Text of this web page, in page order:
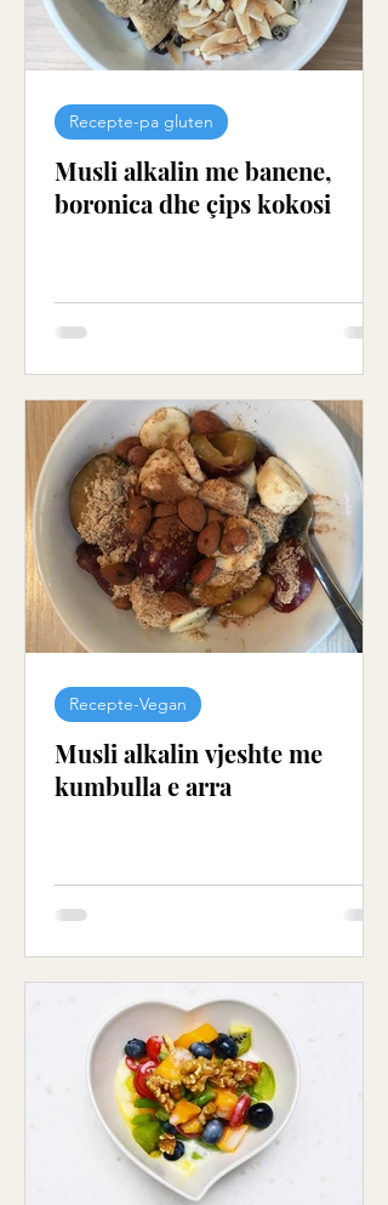
Musli alkalin me banene,
boronica dhe çips kokosi
Recepte-pa gluten
Musli alkalin vjeshte me
kumbulla e arra
Recepte-Vegan